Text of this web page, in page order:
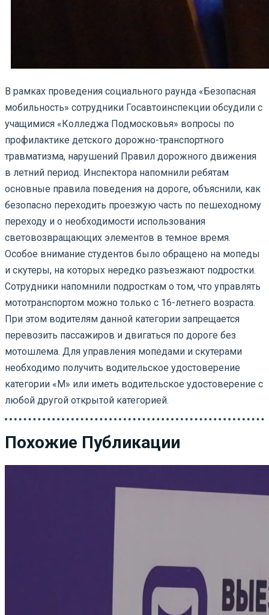
В рамках проведения социального раунда «Безопасная
мобильность» сотрудники Госавтоинспекции обсудили с
учащимися «Колледжа Подмосковья» вопросы по
профилактике детского дорожно-транспортного
травматизма, нарушений Правил дорожного движения
в летний период. Инспектора напомнили ребятам
основные правила поведения на дороге, объяснили, как
безопасно переходить проезжую часть по пешеходному
переходу и о необходимости использования
световозвращающих элементов в темное время.
Особое внимание студентов было обращено на мопеды
и скутеры, на которых нередко разъезжают подростки.
Сотрудники напомнили подросткам о том, что управлять
мототранспортом можно только с 16-летнего возраста.
При этом водителям данной категории запрещается
перевозить пассажиров и двигаться по дороге без
мотошлема. Для управления мопедами и скутерами
необходимо получить водительское удостоверение
категории «М» или иметь водительское удостоверение с
любой другой открытой категорией.
Похожие Публикации